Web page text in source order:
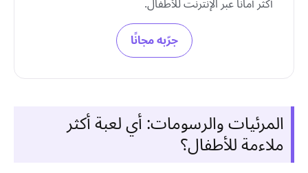
جرّبه مجانًا
المرئيات والرسومات: أي لعبة أكثر
ملاءمة للأطفال؟